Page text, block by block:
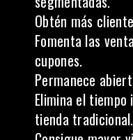
Obtén más
Fomenta las
cupones.
Permanece
Elimina el
tienda tradicional.